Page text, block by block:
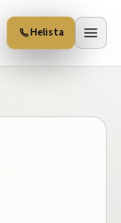
Helista